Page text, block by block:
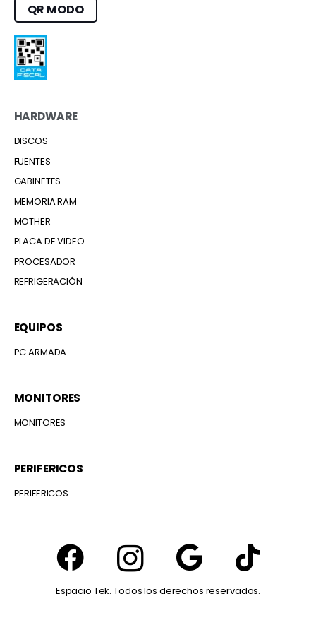
QR MODO
HARDWARE
DISCOS
FUENTES
GABINETES
MEMORIA RAM
MOTHER
PLACA DE VIDEO
PROCESADOR
REFRIGERACIÓN
EQUIPOS
PC ARMADA
MONITORES
MONITORES
PERIFERICOS
PERIFERICOS
Espacio Tek. Todos los derechos reservados.